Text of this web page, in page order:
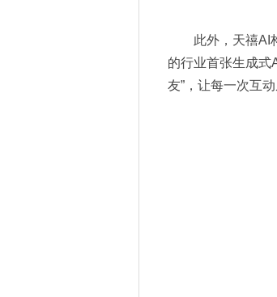
此外， 天禧AI
的行业首张生成式
友” ，让每一次互